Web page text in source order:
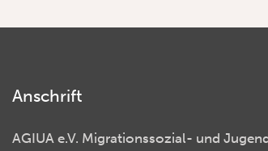
Anschrift
AGIUA e.V. Migrationssozial- und